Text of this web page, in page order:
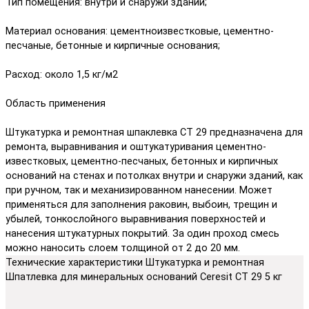
Материал основания: цементноизвестковые, цементно-
песчаные, бетонные и кирпичные основания;
Расход: около 1,5 кг/м2
Область применения
Штукатурка и ремонтная шпаклевка CT 29 предназначена для
ремонта, выравнивания и оштукатуривания цементно-
известковых, цементно-песчаных, бетонных и кирпичных
оснований на стенах и потолках внутри и снаружи зданий, как
при ручном, так и механизированном нанесении. Может
применяться для заполнения раковин, выбоин, трещин и
убылей, тонкослойного выравнивания поверхностей и
нанесения штукатурных покрытий. За один проход смесь
можно наносить слоем толщиной от 2 до 20 мм.
Технические характеристики Штукатурка и ремонтная
Шпатлевка для минеральных оснований Ceresit СТ 29 5 кг